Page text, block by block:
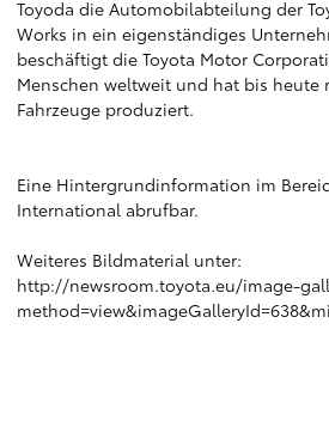
Toyoda die Automobilabteilung der
Works in ein eigenständiges
beschäftigt die Toyota Motor
Menschen weltweit und hat bis heute
Fahrzeuge produziert.
Eine Hintergrundinformation im
International abrufbar.
Weiteres Bildmaterial unter:
http://newsroom.toyota.eu/image-